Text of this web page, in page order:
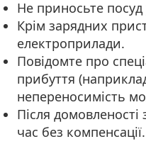
Не приносьте посуд
Крім зарядних
електроприлади.
Повідомте про
прибуття
непереносимість
Після
час без компенсації.